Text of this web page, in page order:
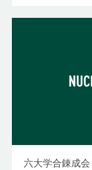
六大学合錬成会